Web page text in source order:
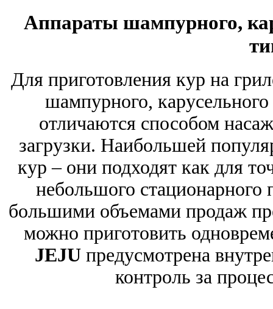
Аппараты шампурного,
Для приготовления кур на
шампурного,
отличаются способом
загрузки. Наибольшей
кур – они подходят как для
небольшого стационарного
большими объемами продаж
можно приготовить
JEJUпредусмотрена
контроль за